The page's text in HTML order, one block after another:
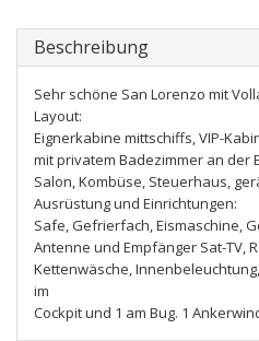
Beschreibung
Sehr schöne San Lorenzo mit
Layout:
Eignerkabine mittschiffs, VIP-
mit privatem Badezimmer an der
Salon, Kombüse, Steuerhaus,
Ausrüstung und Einrichtungen:
Safe, Gefrierfach, Eismaschine,
Antenne und Empfänger Sat-TV,
Kettenwäsche,
im
Cockpit und 1 am Bug. 1